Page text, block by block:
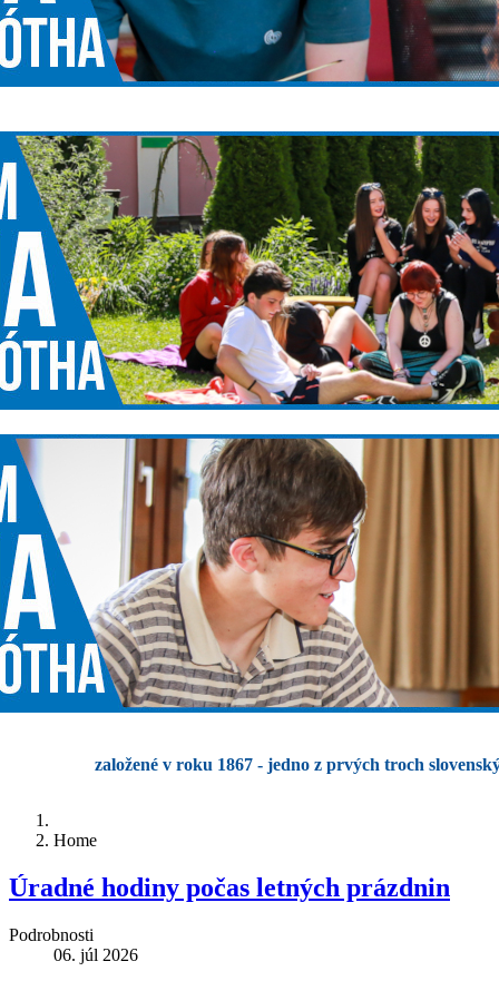
založené v roku 1867 - jedno z prvých troch
Home
Úradné hodiny počas letných prázdnin
Podrobnosti
06. júl 2026